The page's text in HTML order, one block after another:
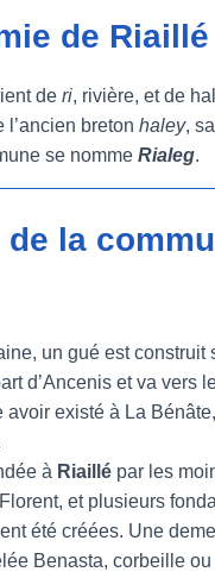
de Riaillé
de ri, rivière, et de
l’ancien breton haley,
se nomme Rialeg.
la
un gué est construit
d’Ancenis et va vers
avoir existé à La
à Riaillé par les
et plusieurs
été créées. Une
Benasta, corbeille ou